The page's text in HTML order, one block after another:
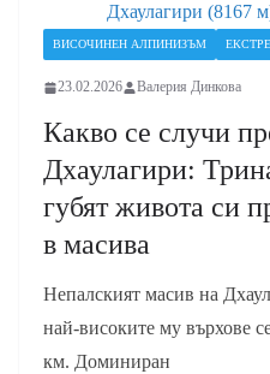
Дхаулагири (8167
ВИСОЧИНЕН АЛПИНИЗЪМ
23.02.2026 Валерия Динкова
Какво се случи
Дхаулагири:
губят живота си
в масива
Непалският масив на
най-високите му върхове
км. Доминиран